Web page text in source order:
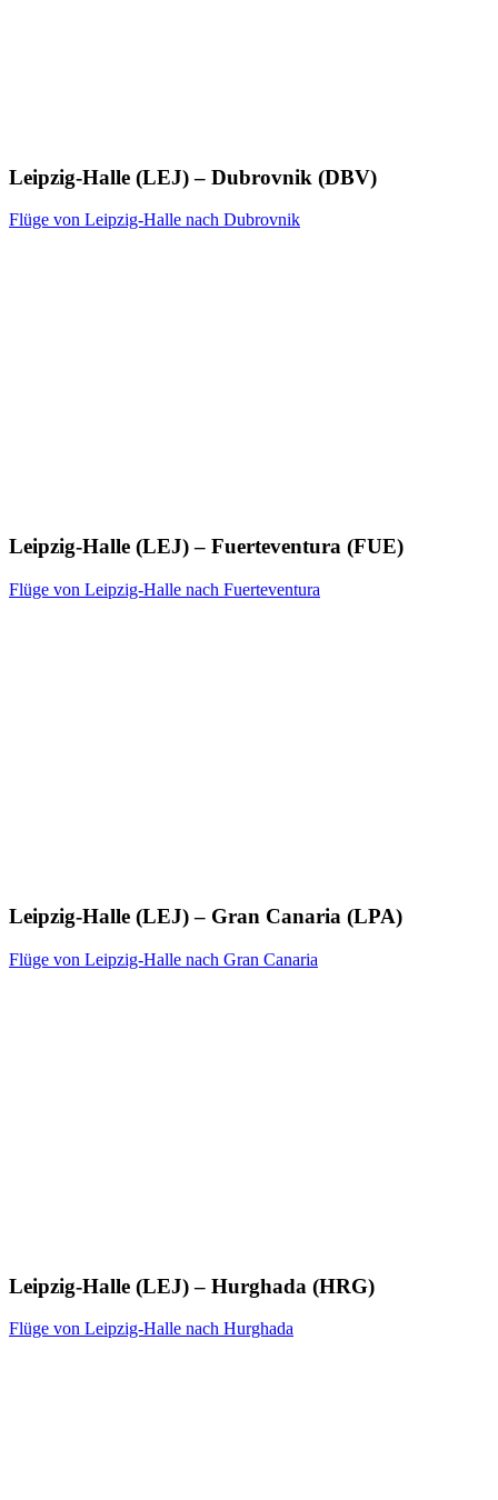
Leipzig-Halle (LEJ) – Dubrovnik (DBV)
Flüge von Leipzig-Halle nach Dubrovnik
Leipzig-Halle (LEJ) – Fuerteventura (FUE)
Flüge von Leipzig-Halle nach Fuerteventura
Leipzig-Halle (LEJ) – Gran Canaria (LPA)
Flüge von Leipzig-Halle nach Gran Canaria
Leipzig-Halle (LEJ) – Hurghada (HRG)
Flüge von Leipzig-Halle nach Hurghada